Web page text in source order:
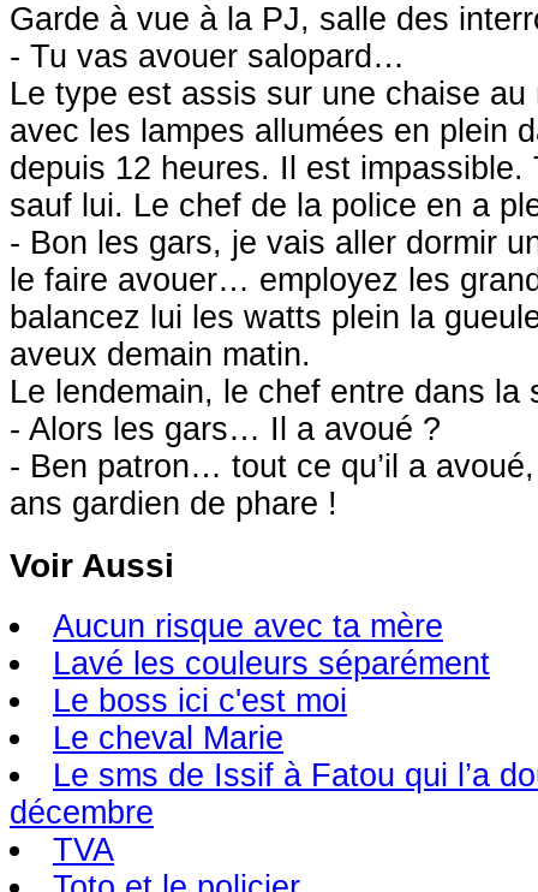
Garde à vue à la PJ, salle des
- Tu vas avouer salopard…
Le type est assis sur une chaise au
avec les lampes allumées en plein
depuis 12 heures. Il est impassible.
sauf lui. Le chef de la police en a
- Bon les gars, je vais aller dormir
le faire avouer… employez les
balancez lui les watts plein la
aveux demain matin.
Le lendemain, le chef entre dans la
- Alors les gars… Il a avoué ?
- Ben patron… tout ce qu’il a avoué,
ans gardien de phare !
Voir Aussi
Aucun risque avec ta mère
Lavé les couleurs séparément
Le boss ici c'est moi
Le cheval Marie
Le sms de Issif à Fatou qui l’a
décembre
TVA